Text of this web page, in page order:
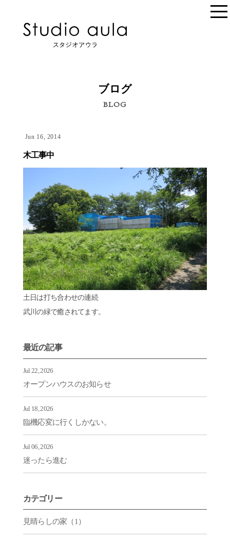
ブログ
BLOG
Jun 16, 2014
木工事中
土日は打ち合わせの連続
武川の緑で癒されてます。
最近の記事
Jul 22, 2026
オープンハウスのお知らせ
Jul 18, 2026
臨機応変に行くしかない。
Jul 06, 2026
迷ったら進む
カテゴリー
見晴らしの家（1）